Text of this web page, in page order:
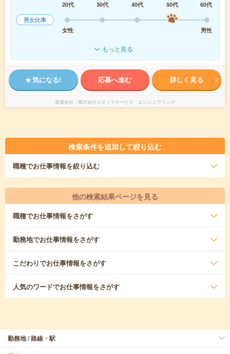
20代
30代 40代 50代
60代
男女比率
女性
男性
もっと見る
気になる! 応募へ進む 詳しく見る
派遣会社 株式会社スタッフサービス・エンジニアリング
検索条件を追加して絞り込む
職種でお仕事情報を絞り込む
他の検索結果ページを見る
職種でお仕事情報をさがす
勤務地でお仕事情報をさがす
こだわりでお仕事情報をさがす
人気のワードでお仕事情報をさがす
勤務地 / 路線・駅